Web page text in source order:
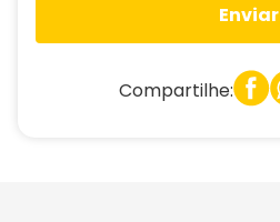
Enviar
Compartilhe: